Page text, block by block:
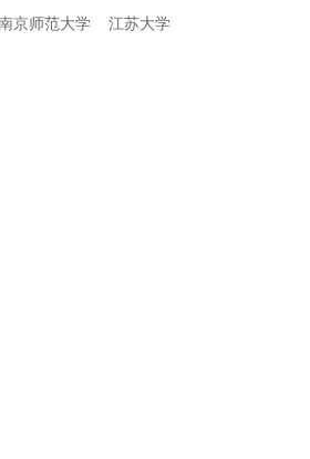
京师范大学
江苏大学